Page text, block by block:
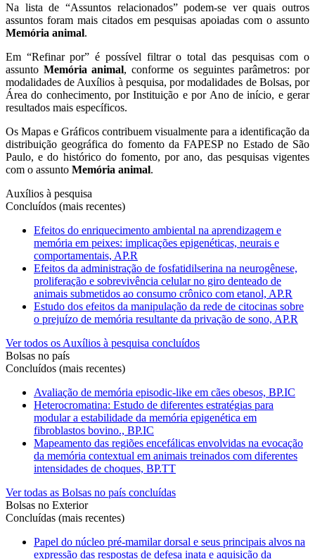
Na lista de “Assuntos relacionados” podem-se ver quais outros
assuntos foram mais citados em pesquisas apoiadas com o assunto
Memória animal.
Em “Refinar por” é possível filtrar o total das pesquisas com o
assunto Memória animal, conforme os seguintes parâmetros: por
modalidades de Auxílios à pesquisa, por modalidades de Bolsas, por
Área do conhecimento, por Instituição e por Ano de início, e gerar
resultados mais específicos.
Os Mapas e Gráficos contribuem visualmente para a identificação da
distribuição geográfica do fomento da FAPESP no Estado de São
Paulo, e do histórico do fomento, por ano, das pesquisas vigentes
com o assunto Memória animal.
Auxílios à pesquisa
Concluídos (mais recentes)
Efeitos do enriquecimento ambiental na aprendizagem e
memória em peixes: implicações epigenéticas, neurais e
comportamentais, AP.R
Efeitos da administração de fosfatidilserina na neurogênese,
proliferação e sobrevivência celular no giro denteado de
animais submetidos ao consumo crônico com etanol, AP.R
Estudo dos efeitos da manipulação da rede de citocinas sobre
o prejuízo de memória resultante da privação de sono, AP.R
Ver todos os Auxílios à pesquisa concluídos
Bolsas no país
Concluídos (mais recentes)
Avaliação de memória episodic-like em cães obesos, BP.IC
Heterocromatina: Estudo de diferentes estratégias para
modular a estabilidade da memória epigenética em
fibroblastos bovino., BP.IC
Mapeamento das regiões encefálicas envolvidas na evocação
da memória contextual em animais treinados com diferentes
intensidades de choques, BP.TT
Ver todas as Bolsas no país concluídas
Bolsas no Exterior
Concluídas (mais recentes)
Papel do núcleo pré-mamilar dorsal e seus principais alvos na
expressão das respostas de defesa inata e aquisição da